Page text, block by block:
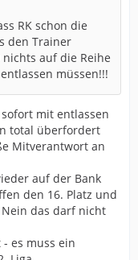
RK schon die
den Trainer
auf die Reihe
müssen!!!
mit entlassen
total überfordert
Mitverantwort an
auf der Bank
den 16. Platz und
das darf nicht
es muss ein